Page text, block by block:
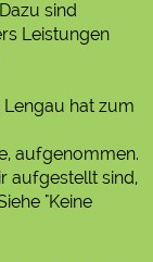
sind
Leistungen
hat zum
aufgenommen.
aufgestellt sind,
"Keine